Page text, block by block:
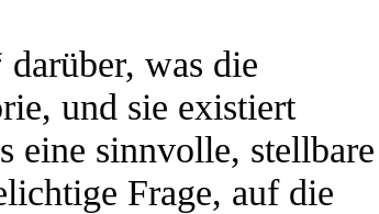
was die
und sie existiert
eine sinnvolle, stellbare
Frage, auf die